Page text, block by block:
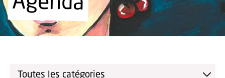
Toutes les catégories